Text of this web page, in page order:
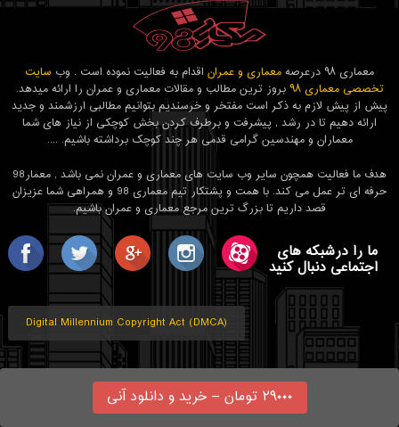
۲۹۰۰۰ تومان – خرید و دانلود آنی
معماری ۹۸ درعرصه معماری و عمران اقدام به فعالیت نموده است . وب سایت
تخصصی معماری ۹۸
بروز ترین مطالب و مقالات معماری و عمران را ارائه میدهد.
پیش از پیش لازم به ذکر است مفتخر و خرسندیم بتوانیم مطالبی ارزشمند و جدید
ارائه دهیم تا در رشد , پیشرفت و برطرف کردن بخش کوچکی از نیاز های شما
معماران و مهندسین گرامی قدمی هر چند کوچک برداشته باشیم. ....
هدف ما فعالیت همچون سایر وب سایت های معماری و عمران نمی باشد , معمار98
حرفه ای تر عمل می کند. با همت و پشتکار تیم معماری 98 و همراهی شما عزیزان
قصد داریم تا بزرگ ترین مرجع معماری و عمران باشیم.
ما را درشبکه های
اجتماعی دنبال کنید
Digital Millennium Copyright Act (DMCA)
© حق نشر 2016 - 2024 تمامی حقوق برای
معماری 98